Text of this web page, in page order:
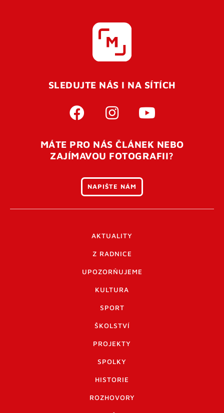
SLEDUJTE NÁS I NA SÍTÍCH
MÁTE PRO NÁS ČLÁNEK NEBO
ZAJÍMAVOU FOTOGRAFII?
NAPIŠTE NÁM
AKTUALITY
Z RADNICE
UPOZORŇUJEME
KULTURA
SPORT
ŠKOLSTVÍ
PROJEKTY
SPOLKY
HISTORIE
ROZHOVORY